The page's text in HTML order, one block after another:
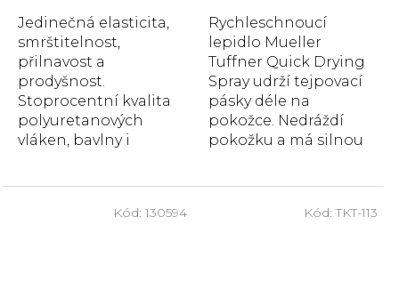
Jedinečná elasticita,
smrštitelnost,
přilnavost a
prodyšnost.
Stoprocentní kvalita
polyuretanových
vláken, bavlny i
terapeuty. To je
Rychleschnoucí
lepidlo Mueller
Tuffner Quick Drying
Spray udrží tejpovací
pásky déle na
pokožce. Nedráždí
pokožku a má silnou
Kód: 130594 Kód:TKT-113